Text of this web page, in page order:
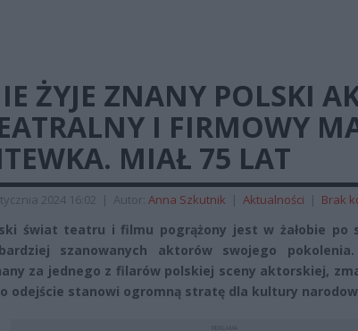
ŻYJE ZNANY POLSKI
I FIRMOWY
MIAŁ 75 LAT
2024 16:02 | Autor: Anna Szkutnik | Aktualności | Brak
świat teatru i filmu pogrążony jest w żałobie po
szanowanych aktorów swojego
za jednego z filarów polskiej sceny aktorskiej,
odejście stanowi ogromną stratę dla kultury